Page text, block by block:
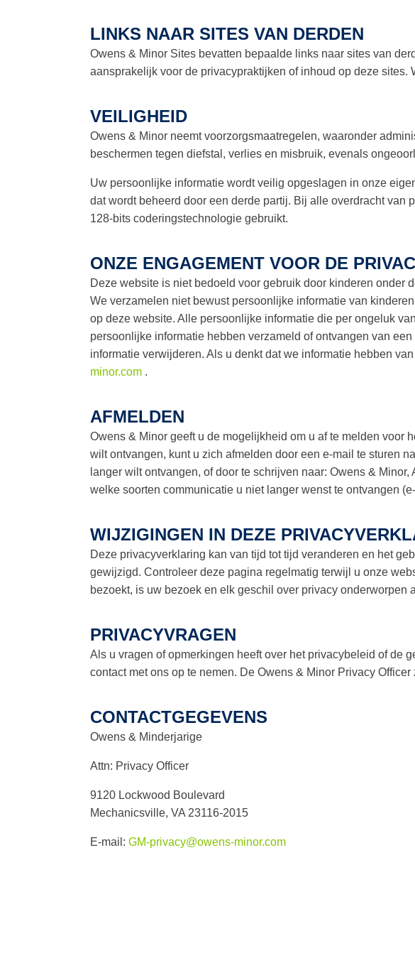
LINKS NAAR SITES VAN DERDEN
Owens & Minor Sites bevatten bepaalde links naar sites van
aansprakelijk voor de privacypraktijken of inhoud op deze
VEILIGHEID
Owens & Minor neemt voorzorgsmaatregelen, waaronder
beschermen tegen diefstal, verlies en misbruik, evenals
Uw persoonlijke informatie wordt veilig opgeslagen in onze
dat wordt beheerd door een derde partij. Bij alle overdracht van
128-bits coderingstechnologie gebruikt.
ONZE ENGAGEMENT VOOR DE
Deze website is niet bedoeld voor gebruik door kinderen onder
We verzamelen niet bewust persoonlijke informatie van
op deze website. Alle persoonlijke informatie die per ongeluk
persoonlijke informatie hebben verzameld of ontvangen van
informatie verwijderen. Als u denkt dat we informatie hebben
minor.com .
AFMELDEN
Owens & Minor geeft u de mogelijkheid om u af te melden voor
wilt ontvangen, kunt u zich afmelden door een e-mail te sturen
langer wilt ontvangen, of door te schrijven naar: Owens &
welke soorten communicatie u niet langer wenst te ontvangen
WIJZIGINGEN IN DEZE
Deze privacyverklaring kan van tijd tot tijd veranderen en het
gewijzigd. Controleer deze pagina regelmatig terwijl u onze
bezoekt, is uw bezoek en elk geschil over privacy
PRIVACYVRAGEN
Als u vragen of opmerkingen heeft over het privacybeleid of de
contact met ons op te nemen. De Owens & Minor Privacy
CONTACTGEGEVENS
Owens & Minderjarige
Attn: Privacy Officer
9120 Lockwood Boulevard
Mechanicsville, VA 23116-2015
E-mail: GM-privacy@owens-minor.com